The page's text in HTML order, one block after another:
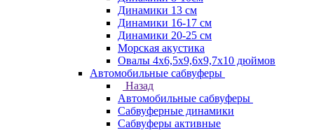
Динамики 13 см
Динамики 16-17 см
Динамики 20-25 см
Морская акустика
Овалы 4х6,5х9,6x9,7х10 дюймов
Автомобильные сабвуферы
Назад
Автомобильные сабвуферы
Сабвуферные динамики
Сабвуферы активные